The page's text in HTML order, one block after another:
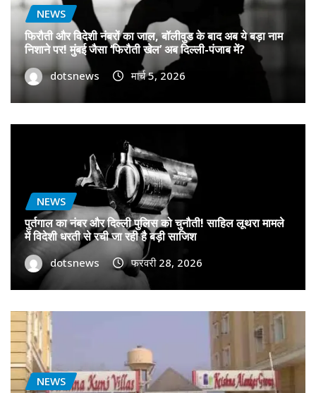
NEWS
फिरौती और विदेशी नंबरों का जाल, बॉलीवुड के बाद अब ये बड़ा नाम
निशाने पर! मुंबई जैसा ‘फिरौती खेल’ अब दिल्ली-पंजाब में?
dotsnews मार्च 5, 2026
NEWS
पुर्तगाल का नंबर और दिल्ली पुलिस को चुनौती! साहिल लूथरा मामले
में विदेशी धरती से रची जा रही है बड़ी साजिश
dotsnews फरवरी 28, 2026
NEWS